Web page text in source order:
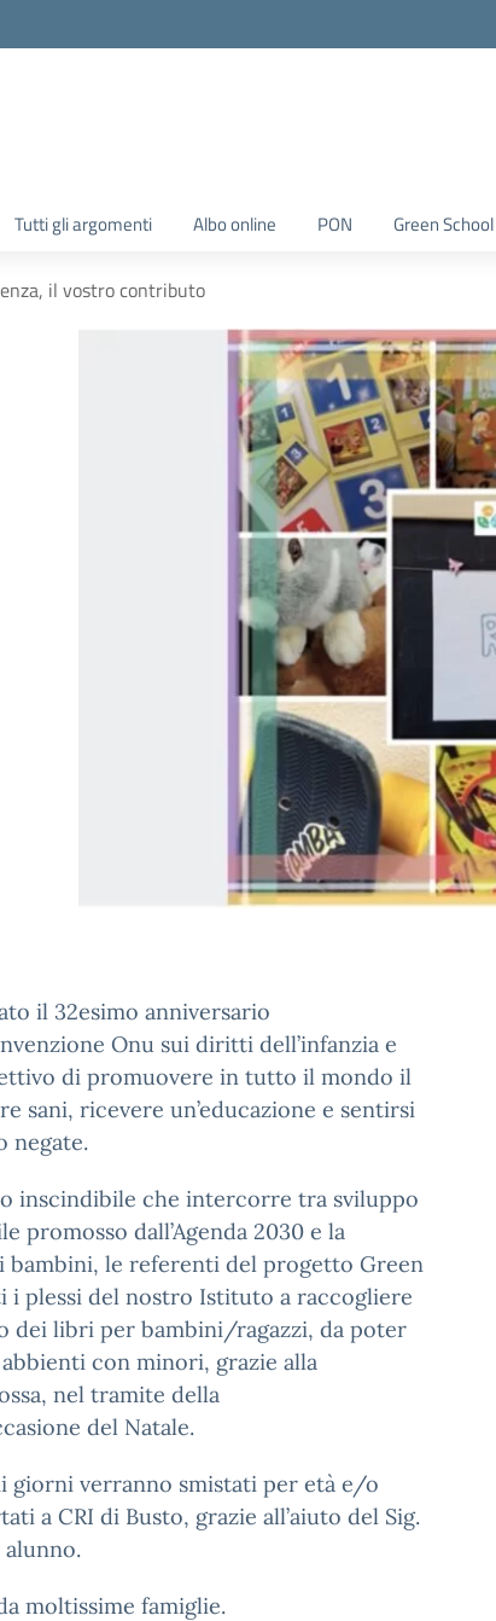
Tutti gli argomenti Albo online PON Green School
il vostro contributo
il 32esimo anniversario
Onu sui diritti dell’infanzia e
di promuovere in tutto il mondo il
sani, ricevere un’educazione e sentirsi
negate.
inscindibile che intercorre tra sviluppo
promosso dall’Agenda 2030 e la
le referenti del progetto Green
i plessi del nostro Istituto a raccogliere
dei libri per bambini/ragazzi, da poter
con minori, grazie alla
nel tramite della
del Natale.
giorni verranno smistati per età e/o
a CRI di Busto, grazie all’aiuto del Sig.
alunno.
moltissime famiglie.